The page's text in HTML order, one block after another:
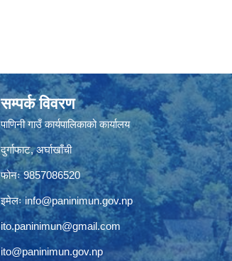
सम्पर्क विवरण
पाणिनी गाउँ कार्यपालिकाको कार्यालय
दुर्गाफाट, अर्घाखाँची
फोनः 9857086520
इमेलःinfo@paninimun.gov.np
ito.paninimun@gmail.com
ito@paninimun.gov.np